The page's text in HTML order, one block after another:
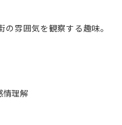
雰囲気を観察する趣味。
解